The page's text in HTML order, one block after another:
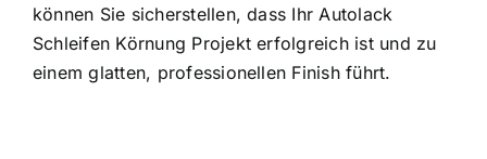
können Sie sicherstellen, dass Ihr Autolack
Schleifen Körnung Projekt erfolgreich ist und zu
einem glatten, professionellen Finish führt.